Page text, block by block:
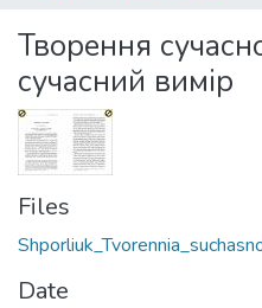
All of DSpace
Statistics
Творення
сучасний вимір
Files
Date